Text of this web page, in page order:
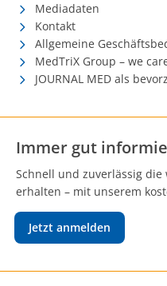
Mediadaten
Kontakt
Allgemeine
MedTriX Group – we
JOURNAL MED als
Immer gut
Schnell und zuverlässig
erhalten – mit unserem
Jetzt anmelden